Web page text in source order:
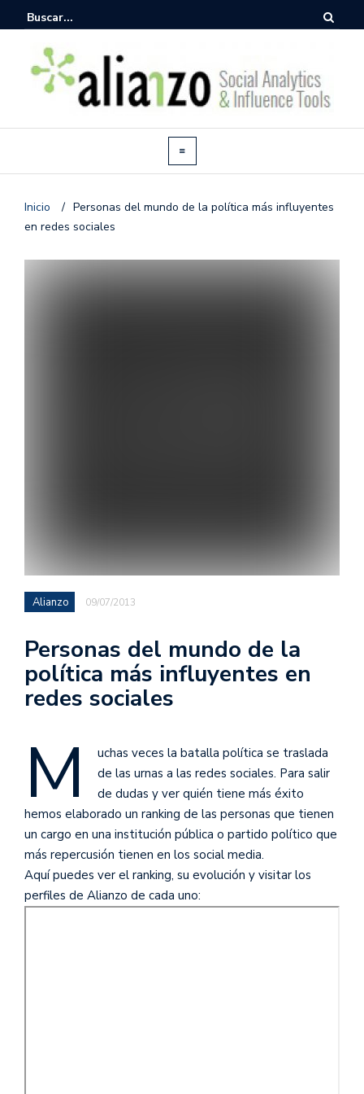
Inicio / Personas del mundo de la política más influyentes
en redes sociales
Alianzo 09/07/2013
Personas del mundo de la
política más influyentes en
redes sociales
M
uchas veces la batalla política se traslada
de las urnas a las redes sociales. Para salir
de dudas y ver quién tiene más éxito
hemos elaborado un ranking de las personas que tienen
un cargo en una institución pública o partido político que
más repercusión tienen en los social media.
Aquí puedes ver el ranking, su evolución y visitar los
perfiles de Alianzo de cada uno: